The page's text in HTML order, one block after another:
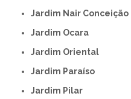
Jardim Nair Conceição
Jardim Ocara
Jardim Oriental
Jardim Paraíso
Jardim Pilar